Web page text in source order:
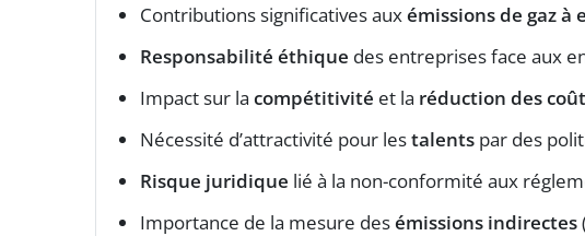
Contributions significatives auxémissions de gaz à
Responsabilité éthique des entreprises face aux
Impact sur la compétitivité et la réduction des
Nécessité d’attractivité pour lestalents par des
Risque juridique lié à la non-conformité aux
Importance de la mesure desémissions indirectes